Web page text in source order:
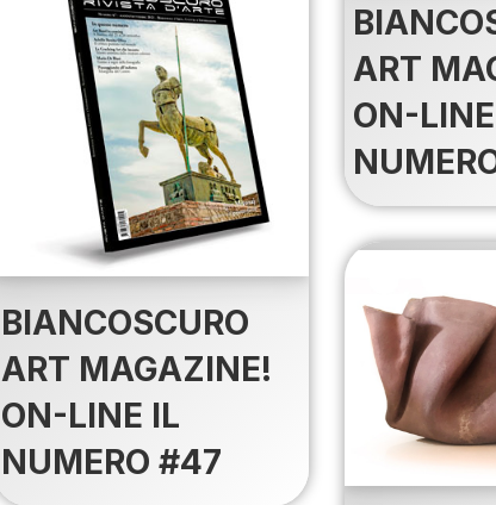
ART
ON-
BIANCOSCURO
ART MAGAZINE!
ON-LINE IL
NUMERO #47